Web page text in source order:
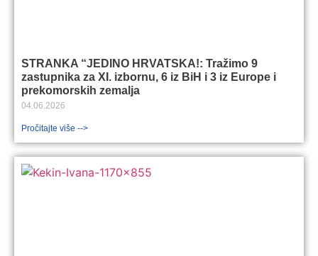
STRANKA “JEDINO HRVATSKA!: Tražimo 9
zastupnika za XI. izbornu, 6 iz BiH i 3 iz Europe i
prekomorskih zemalja
04.06.2026
Pročitajte više -->